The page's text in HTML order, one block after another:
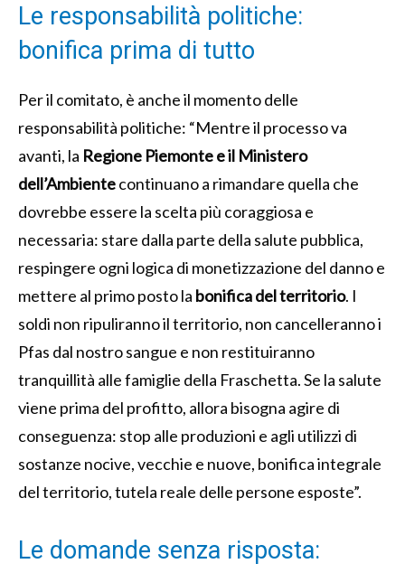
Le responsabilità politiche:
bonifica prima di tutto
Per il comitato, è anche il momento delle
responsabilità politiche: “Mentre il processo va
avanti, la Regione Piemonte e il Ministero
dell’Ambientecontinuano a rimandare quella che
dovrebbe essere la scelta più coraggiosa e
necessaria: stare dalla parte della salute pubblica,
respingere ogni logica di monetizzazione del danno e
mettere al primo posto la bonifica del territorio. I
soldi non ripuliranno il territorio, non cancelleranno i
Pfas dal nostro sangue e non restituiranno
tranquillità alle famiglie della Fraschetta. Se la salute
viene prima del profitto, allora bisogna agire di
conseguenza: stop alle produzioni e agli utilizzi di
sostanze nocive, vecchie e nuove, bonifica integrale
del territorio, tutela reale delle persone esposte”.
Le domande senza risposta: